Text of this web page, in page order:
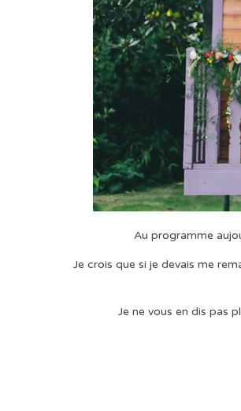
Au programme
Je crois que si je devais me
Je ne vous en dis pas